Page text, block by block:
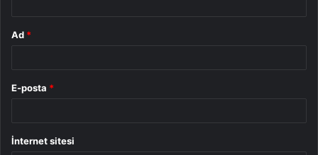
Ad *
E-posta *
İnternet sitesi